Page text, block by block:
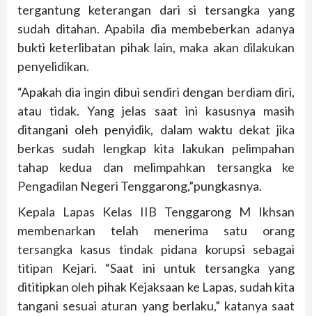
tergantung keterangan dari si tersangka yang
sudah ditahan. Apabila dia membeberkan adanya
bukti keterlibatan pihak lain, maka akan dilakukan
penyelidikan.
“Apakah dia ingin dibui sendiri dengan berdiam diri,
atau tidak. Yang jelas saat ini kasusnya masih
ditangani oleh penyidik, dalam waktu dekat jika
berkas sudah lengkap kita lakukan pelimpahan
tahap kedua dan melimpahkan tersangka ke
Pengadilan Negeri Tenggarong,”pungkasnya.
Kepala Lapas Kelas IIB Tenggarong M Ikhsan
membenarkan telah menerima satu orang
tersangka kasus tindak pidana korupsi sebagai
titipan Kejari. “Saat ini untuk tersangka yang
dititipkan oleh pihak Kejaksaan ke Lapas, sudah kita
tangani sesuai aturan yang berlaku,” katanya saat